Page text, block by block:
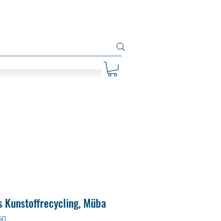
Kunstoffrecycling, Müba